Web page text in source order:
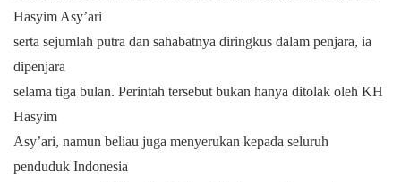
Hasyim Asy’ari
serta sejumlah putra dan sahabatnya diringkus dalam penjara, ia
dipenjara
selama tiga bulan. Perintah tersebut bukan hanya ditolak oleh KH
Hasyim
Asy’ari, namun beliau juga menyerukan kepada seluruh
penduduk Indonesia